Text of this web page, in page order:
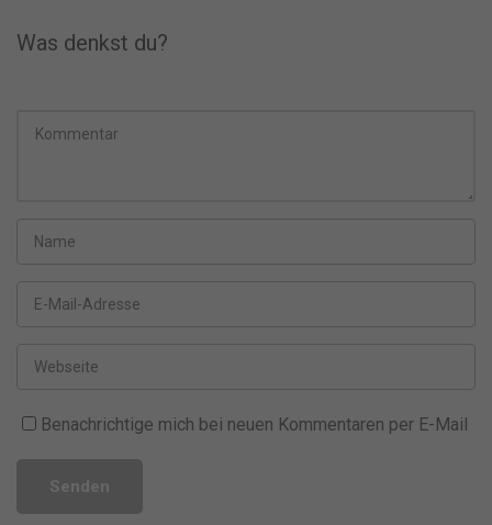
Was denkst du?
Benachrichtige mich bei neuen Kommentaren per E-Mail
Senden